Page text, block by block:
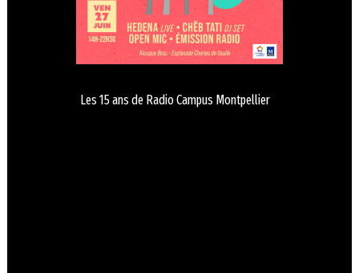
Les 15 ans de Radio Campus Montpellier